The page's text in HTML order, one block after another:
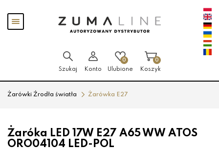
Pokaż
menu
Szukaj Konto
0
Ulubione
0
Koszyk
Żarówki Źrodła światła Żarówka E27
Żaróka LED 17W E27 A65 WW ATOS
ORO04104 LED-POL